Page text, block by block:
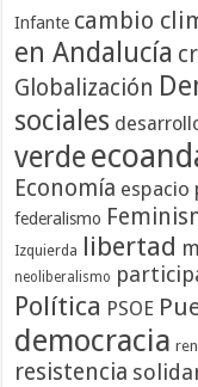
Infante cambio
en Andalucía
Globalización
sociales
verde
Economía espacio
federalismo
Izquierda libertad
neoliberalismo
Política PSOE
democracia
resistencia